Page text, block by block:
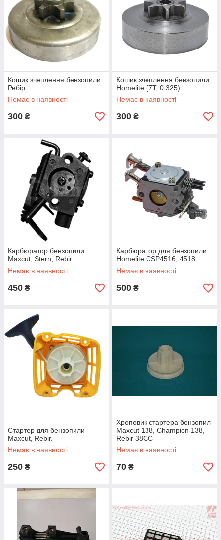
Кошик зчеплення бензопили
Ребір
Немає в наявності
300 ₴
Кошик зчеплення бензопили
Homelite (7Т, 0.325)
Немає в наявності
300 ₴
Карбюратор бензопили
Maxcut, Stern, Rebir
Немає в наявності
450 ₴
Карбюратор для бензопили
Homelite CSP4516, 4518
Немає в наявності
500 ₴
Стартер для бензопили
Maxcut, Rebir.
Немає в наявності
250 ₴
Хроповик стартера бензопил
Maxcut 138, Champion 138,
Rebir 38CC
Немає в наявності
70 ₴